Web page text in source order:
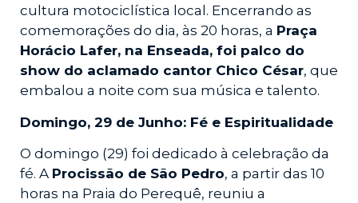
cultura motociclística local. Encerrando as
comemorações do dia, às 20 horas, a Praça
Horácio Lafer, na Enseada, foi palco do
show do aclamado cantor Chico César, que
embalou a noite com sua música e talento.
Domingo, 29 de Junho: Fé e Espiritualidade
O domingo (29) foi dedicado à celebração da
fé. A Procissão de São Pedro, a partir das 10
horas na Praia do Perequê, reuniu a